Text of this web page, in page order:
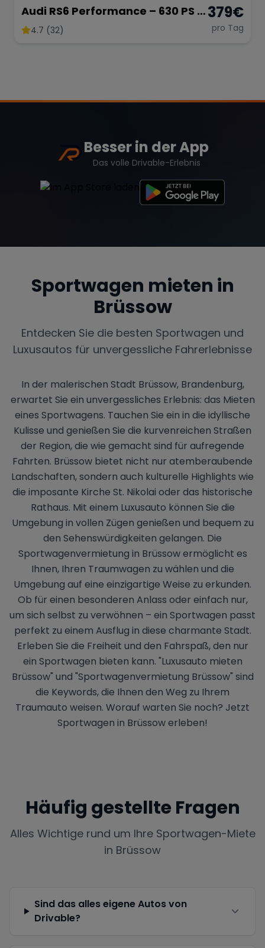
Audi RS6 Performance – 630 PS •
V8 Biturbo • Carbon-Paket •
4.7 (32)
379€
pro Tag
Besser in der App
Das volle Drivable-Erlebnis
Sportwagen mieten in
Brüssow
Entdecken Sie die besten Sportwagen und
Luxusautos für unvergessliche Fahrerlebnisse
In der malerischen Stadt Brüssow, Brandenburg,
erwartet Sie ein unvergessliches Erlebnis: das Mieten
eines Sportwagens. Tauchen Sie ein in die idyllische
Kulisse und genießen Sie die kurvenreichen Straßen
der Region, die wie gemacht sind für aufregende
Fahrten. Brüssow bietet nicht nur atemberaubende
Landschaften, sondern auch kulturelle Highlights wie
die imposante Kirche St. Nikolai oder das historische
Rathaus. Mit einem Luxusauto können Sie die
Umgebung in vollen Zügen genießen und bequem zu
den Sehenswürdigkeiten gelangen. Die
Sportwagenvermietung in Brüssow ermöglicht es
Ihnen, Ihren Traumwagen zu wählen und die
Umgebung auf eine einzigartige Weise zu erkunden.
Ob für einen besonderen Anlass oder einfach nur,
um sich selbst zu verwöhnen – ein Sportwagen passt
perfekt zu einem Ausflug in diese charmante Stadt.
Erleben Sie die Freiheit und den Fahrspaß, den nur
ein Sportwagen bieten kann. "Luxusauto mieten
Brüssow" und "Sportwagenvermietung Brüssow" sind
die Keywords, die Ihnen den Weg zu Ihrem
Traumauto weisen. Worauf warten Sie noch? Jetzt
Sportwagen in Brüssow erleben!
Häufig gestellte Fragen
Alles Wichtige rund um Ihre Sportwagen-Miete
in Brüssow
Sind das alles eigene Autos von
Drivable?